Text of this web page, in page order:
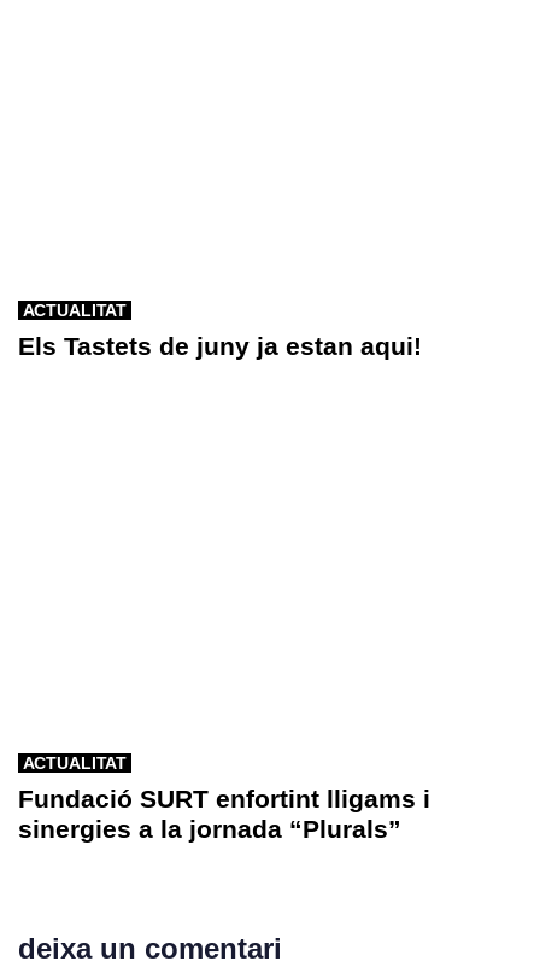
ACTUALITAT
Els Tastets de juny ja estan aqui!
ACTUALITAT
Fundació SURT enfortint lligams i
sinergies a la jornada “Plurals”
deixa un comentari